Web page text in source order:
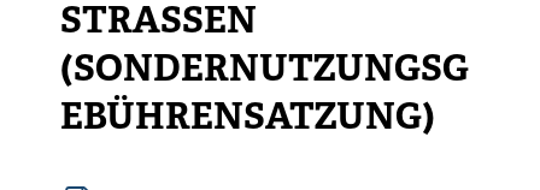
STRASSEN (
SONDERNUTZUNGSGE
BÜHRENSATZUNG)